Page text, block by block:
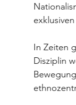
In Zeiten
Disziplin